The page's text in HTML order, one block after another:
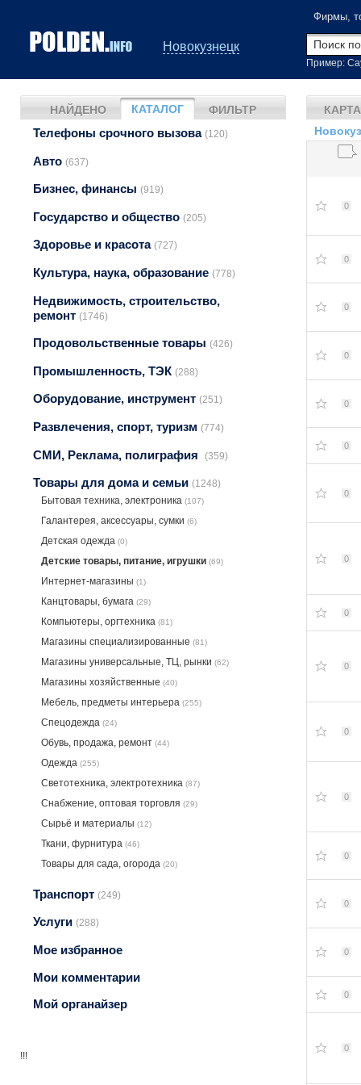
Новокузнецк
Фирмы,
Пример:
НАЙДЕНО КАТАЛОГ ФИЛЬТР
Телефоны срочного вызова (120)
Авто (637)
Бизнес, финансы (919)
Государство и общество (205)
Здоровье и красота (727)
Культура, наука, образование (778)
Недвижимость, строительство,
ремонт (1746)
Продовольственные товары (426)
Промышленность, ТЭК (288)
Оборудование, инструмент (251)
Развлечения, спорт, туризм (774)
СМИ, Реклама, полиграфия (359)
Товары для дома и семьи (1248)
Бытовая техника, электроника (107)
Галантерея, аксессуары, сумки (6)
Детская одежда (0)
Детские товары, питание, игрушки (69)
Интернет-магазины (1)
Канцтовары, бумага (29)
Компьютеры, оргтехника (81)
Магазины специализированные (81)
Магазины универсальные, ТЦ, рынки (62)
Магазины хозяйственные (40)
Мебель, предметы интерьера (255)
Спецодежда (24)
Обувь, продажа, ремонт (44)
Одежда (255)
Светотехника, электротехника (87)
Снабжение, оптовая торговля (29)
Сырьё и материалы (12)
Ткани, фурнитура (46)
Товары для сада, огорода (20)
Транспорт (249)
Услуги (288)
Мое избранное
Мои комментарии
Мой органайзер
!!!
КАРТА
0
0
0
0
0
0
0
0
0
0
0
0
0
0
0
0
0